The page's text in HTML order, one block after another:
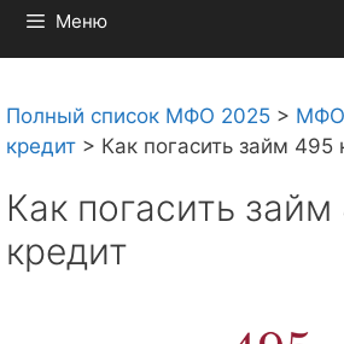
Меню
Полный список МФО 2025 > МФО
кредит > Как погасить займ 495
Как погасить займ
кредит